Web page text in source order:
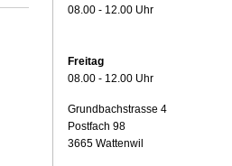
08.00 - 12.00 Uhr
Freitag
08.00 - 12.00 Uhr
Grundbachstrasse 4
Postfach 98
3665 Wattenwil